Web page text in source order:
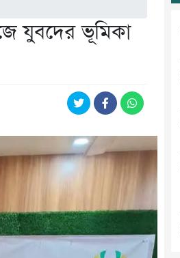
যুবদের ভূমিকা